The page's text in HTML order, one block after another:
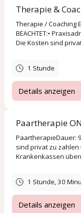
Therapie &
Therapie / Coaching
BEACHTET:•
Die Kosten sind
1 Stunde
Details anzeigen
Paartherapie
PaartherapieDauer:
sind privat zu
Krankenkassen
1 Stunde, 30
Details anzeigen